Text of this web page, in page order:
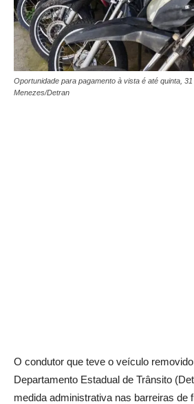
Oportunidade para pagamento à vista é até quinta,
Menezes/Detran
O condutor que teve o veículo
Departamento Estadual de Trânsito
medida administrativa nas barreiras de